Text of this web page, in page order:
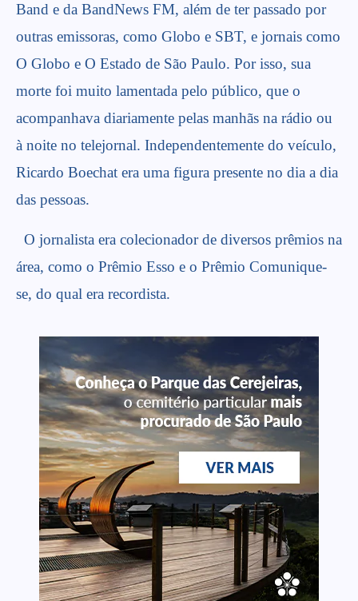
Band e da BandNews FM, além de ter passado por
outras emissoras, como Globo e SBT, e jornais como
O Globo e O Estado de São Paulo. Por isso, sua
morte foi muito lamentada pelo público, que o
acompanhava diariamente pelas manhãs na rádio ou
à noite no telejornal. Independentemente do veículo,
Ricardo Boechat era uma figura presente no dia a dia
das pessoas.
O jornalista era colecionador de diversos prêmios na
área, como o Prêmio Esso e o Prêmio Comunique-
se, do qual era recordista.